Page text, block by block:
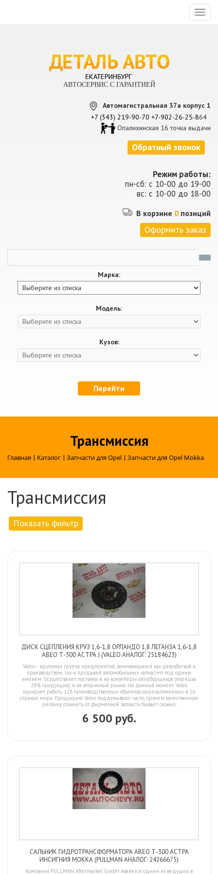
АВТОСЕРВИС С ГАРАНТИЕЙ
Автомагистральная 37а корпус 1
+7 (343) 219-90-70 +7-902-26-25-864
Опалихинская 16 точка выдачи
Обратный звонок
Режим работы:
пн-сб: с 10-00 до 19-00
вс: с 10-00 до 18-00
В корзине 0 позиций
Оформить заказ
Марка:
Модель:
Кузов:
Перейти
Трансмиссия
Главная | Каталог | Запчасти для Opel | Запчасти для Opel Mokka
Трансмиссия
Показать фильтр
ДИСК СЦЕПЛЕНИЯ КРУЗ 1,6-1,8 ОРЛАНДО 1,8 ЛЕГАНЗА 1,6-1,8
АВЕО Т-300 АСТРА J (VALEO АНАЛОГ: 25184623)
Valeo - крупнная группа предприятий, занимающихся как разработкой и
производством, так и продажей автомобильных запчастей под одним
именем. Осуществляет поставки и на конвейеры автосборщиков (порядка
28% продукции), и на вторичный рынок. На данный момент Valeo
курирует работу 128 производственных объектов, сосредоточенных в 26
странах мира. Продукцию Valeo подделывают часто, причем качественную
реплику отличить от фирменной запчасти бывает сложно.
6 500 руб.
САЛЬНИК ГИДРОТРАНСФОРМАТОРА АВЕО Т-300 АСТРА
ИНСИГНИЯ МОККА (PULLMAN АНАЛОГ: 24266675)
Компания PULLMAN Aftermarket GmbH является одним из ведущих в